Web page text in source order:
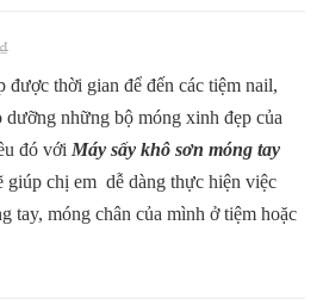
được thời gian để đến các tiệm nail,
dưỡng những bộ móng xinh đẹp của
đó với Máy sấy khô sơn móng tay
giúp chị em dễ dàng thực hiện việc
tay, móng chân của mình ở tiệm hoặc